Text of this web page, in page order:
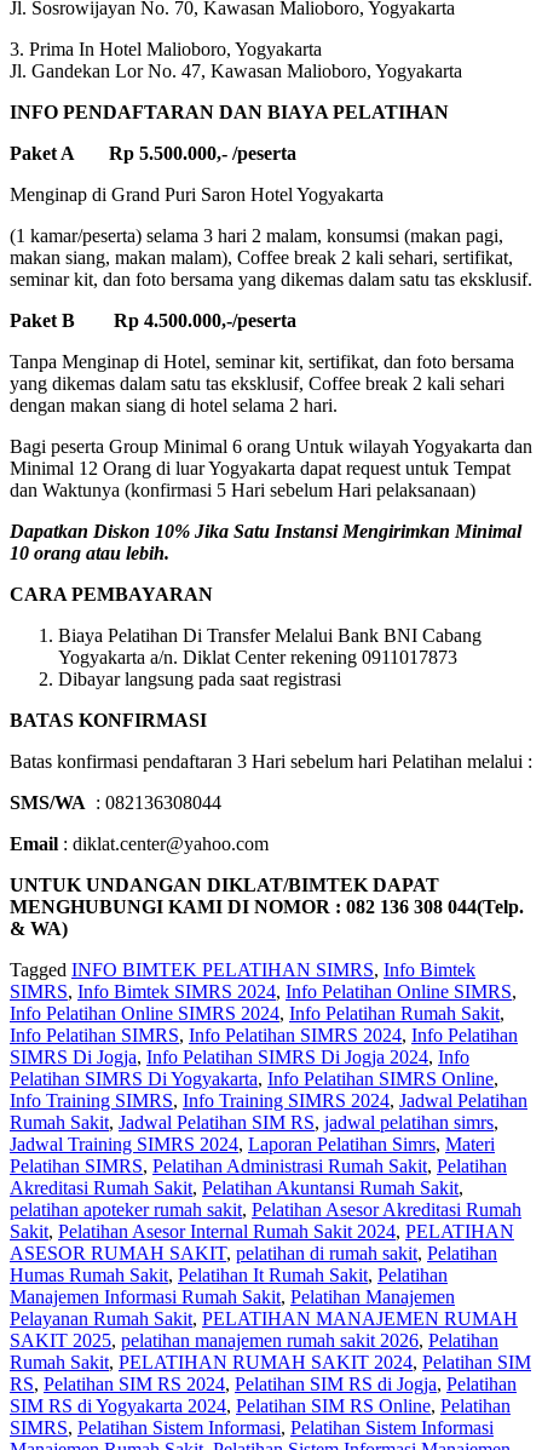
Jl. Sosrowijayan No. 70, Kawasan Malioboro, Yogyakarta
3. Prima In Hotel Malioboro, Yogyakarta
Jl. Gandekan Lor No. 47, Kawasan Malioboro, Yogyakarta
INFO PENDAFTARAN DAN BIAYA PELATIHAN
Paket A Rp 5.500.000,- /peserta
Menginap di Grand Puri Saron Hotel Yogyakarta
(1 kamar/peserta) selama 3 hari 2 malam, konsumsi (makan pagi,
makan siang, makan malam), Coffee break 2 kali sehari, sertifikat,
seminar kit, dan foto bersama yang dikemas dalam satu tas eksklusif.
Paket B Rp 4.500.000,-/peserta
Tanpa Menginap di Hotel, seminar kit, sertifikat, dan foto bersama
yang dikemas dalam satu tas eksklusif, Coffee break 2 kali sehari
dengan makan siang di hotel selama 2 hari.
Bagi peserta Group Minimal 6 orang Untuk wilayah Yogyakarta dan
Minimal 12 Orang di luar Yogyakarta dapat request untuk Tempat
dan Waktunya (konfirmasi 5 Hari sebelum Hari pelaksanaan)
Dapatkan Diskon 10% Jika Satu Instansi Mengirimkan Minimal
10 orang atau lebih.
CARA PEMBAYARAN
Biaya Pelatihan Di Transfer Melalui Bank BNI Cabang
Yogyakarta a/n. Diklat Center rekening 0911017873
Dibayar langsung pada saat registrasi
BATAS KONFIRMASI
Batas konfirmasi pendaftaran 3 Hari sebelum hari Pelatihan melalui :
SMS/WA : 082136308044
Email : diklat.center@yahoo.com
UNTUK UNDANGAN DIKLAT/BIMTEK DAPAT
MENGHUBUNGI KAMI DI NOMOR : 082 136 308 044(Telp.
& WA)
Tagged INFO BIMTEK PELATIHAN SIMRS, Info Bimtek
SIMRS, Info Bimtek SIMRS 2024, Info Pelatihan Online SIMRS,
Info Pelatihan Online SIMRS 2024, Info Pelatihan Rumah Sakit,
Info Pelatihan SIMRS, Info Pelatihan SIMRS 2024, Info Pelatihan
SIMRS Di Jogja, Info Pelatihan SIMRS Di Jogja 2024, Info
Pelatihan SIMRS Di Yogyakarta, Info Pelatihan SIMRS Online,
Info Training SIMRS, Info Training SIMRS 2024, Jadwal Pelatihan
Rumah Sakit, Jadwal Pelatihan SIM RS, jadwal pelatihan simrs,
Jadwal Training SIMRS 2024, Laporan Pelatihan Simrs, Materi
Pelatihan SIMRS, Pelatihan Administrasi Rumah Sakit, Pelatihan
Akreditasi Rumah Sakit, Pelatihan Akuntansi Rumah Sakit,
pelatihan apoteker rumah sakit, Pelatihan Asesor Akreditasi Rumah
Sakit, Pelatihan Asesor Internal Rumah Sakit 2024, PELATIHAN
ASESOR RUMAH SAKIT, pelatihan di rumah sakit, Pelatihan
Humas Rumah Sakit, Pelatihan It Rumah Sakit, Pelatihan
Manajemen Informasi Rumah Sakit, Pelatihan Manajemen
Pelayanan Rumah Sakit, PELATIHAN MANAJEMEN RUMAH
SAKIT 2025, pelatihan manajemen rumah sakit 2026, Pelatihan
Rumah Sakit‎, PELATIHAN RUMAH SAKIT 2024, Pelatihan SIM
RS, Pelatihan SIM RS 2024, Pelatihan SIM RS di Jogja, Pelatihan
SIM RS di Yogyakarta 2024, Pelatihan SIM RS Online, Pelatihan
SIMRS, Pelatihan Sistem Informasi, Pelatihan Sistem Informasi